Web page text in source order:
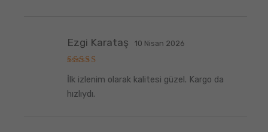
üzerinden
5
oy aldı
Ezgi Karataş 10 Nisan 2026
İlk izlenim olarak kalitesi güzel. Kargo da
hızlıydı.